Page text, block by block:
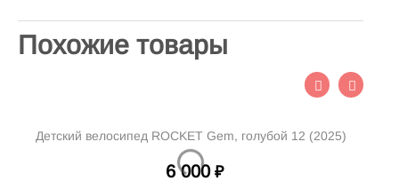
Похожие товары
Детский велосипед ROCKET Gem, голубой 12 (2025)
6 000 ₽